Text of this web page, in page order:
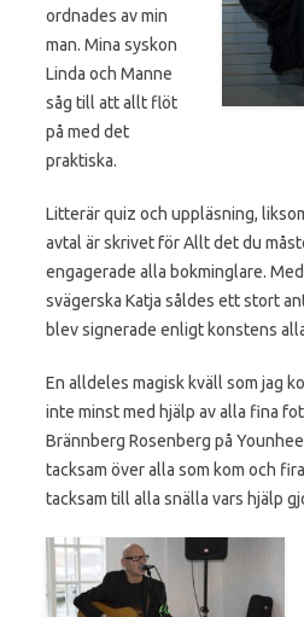
ordnades av min
man. Mina syskon
Linda och Manne
såg till att allt flöt
på med det
praktiska.
Litterär quiz och uppläsning,
avtal är skrivet för Allt det du
engagerade alla bokminglare.
svägerska Katja såldes ett stort
blev signerade enligt konstens
En alldeles magisk kväll som jag
inte minst med hjälp av alla fina
Brännberg Rosenberg på
tacksam över alla som kom och
tacksam till alla snälla vars hjälp